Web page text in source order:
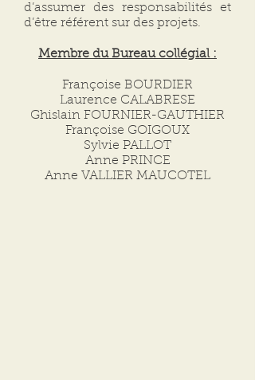
d’assumer des responsabilités et
d’être référent sur des projets.
Membre du Bureau collégial :
Françoise BOURDIER
Laurence CALABRESE
Ghislain FOURNIER-GAUTHIER
Françoise GOIGOUX
Sylvie PALLOT
Anne PRINCE
Anne VALLIER MAUCOTEL